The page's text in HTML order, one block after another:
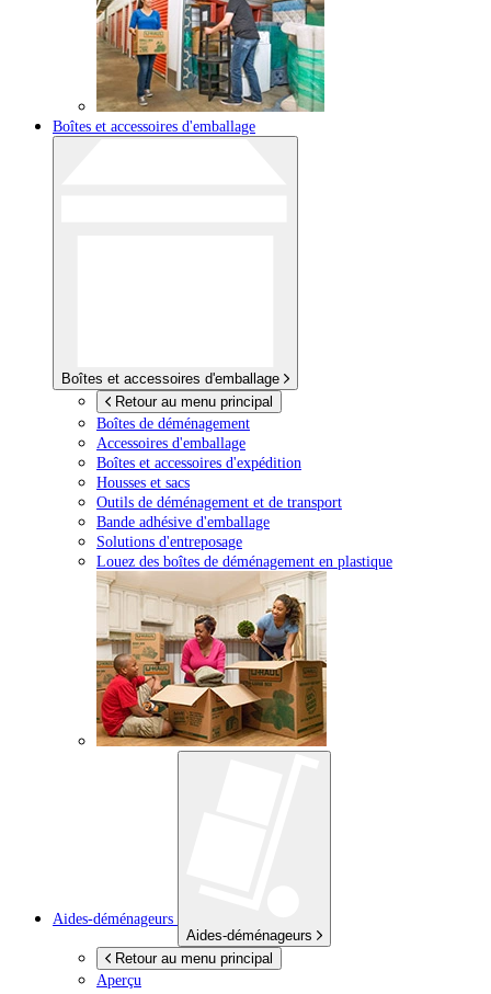
Boîtes et accessoires d'emballage
Boîtes et accessoires d'emballage
Retour au menu principal
Boîtes de déménagement
Accessoires d'emballage
Boîtes et accessoires d'expédition
Housses et sacs
Outils de déménagement et de transport
Bande adhésive d'emballage
Solutions d'entreposage
Louez des boîtes de déménagement en plastique
Aides-déménageurs
Aides-déménageurs
Retour au menu principal
Aperçu